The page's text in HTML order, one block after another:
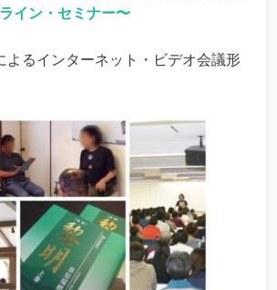
イン・セミナー〜
よるインターネット・ビデオ会議形